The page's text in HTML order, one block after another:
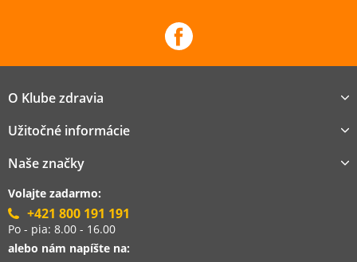
O Klube zdravia
Užitočné informácie
Naše značky
Volajte zadarmo:
+421 800 191 191
Po - pia: 8.00 - 16.00
alebo nám napíšte na: